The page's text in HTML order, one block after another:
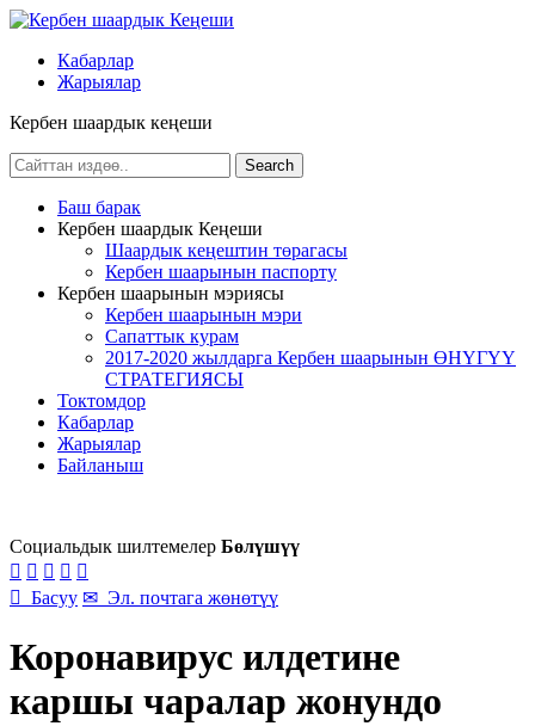
Кабарлар
Жарыялар
Кербен шаардык кеңеши
Баш барак
Кербен шаардык Кеңеши
Шаардык кеңештин төрагасы
Кербен шаарынын паспорту
Кербен шаарынын мэриясы
Кербен шаарынын мэри
Сапаттык курам
2017-2020 жылдарга Кербен шаарынын ӨНҮГҮҮ
СТРАТЕГИЯСЫ
Токтомдор
Кабарлар
Жарыялар
Байланыш
Социальдык шилтемелер Бөлүшүү
    
 Басуу ✉ Эл. почтага жөнөтүү
Коронавирус илдетине
каршы чаралар жонундо